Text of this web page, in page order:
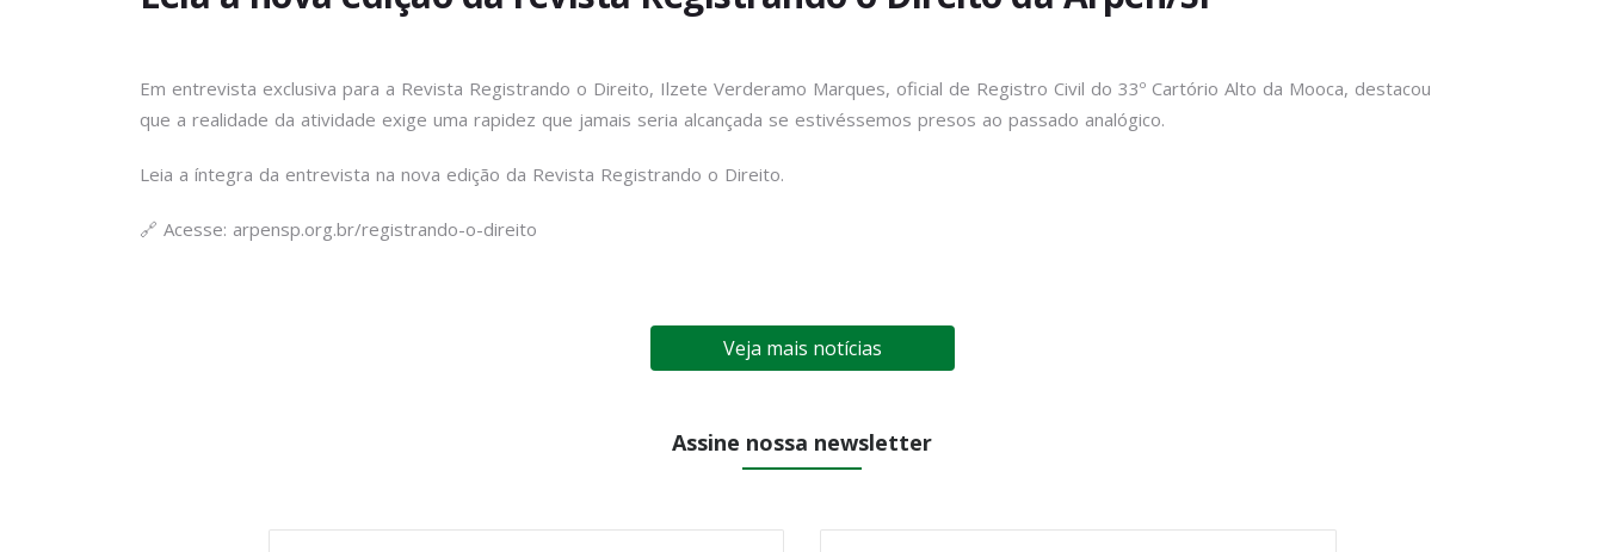
Em entrevista exclusiva para a Revista Registrando o Direito, Ilzete Verderamo Marques, oficial de Registro Civil do 33º Cartório Alto da Mooca, destacou
que a realidade da atividade exige uma rapidez que jamais seria alcançada se estivéssemos presos ao passado analógico.
Leia a íntegra da entrevista na nova edição da Revista Registrando o Direito.
🔗 Acesse: arpensp.org.br/registrando-o-direito
Veja mais notícias
Assine nossa newsletter